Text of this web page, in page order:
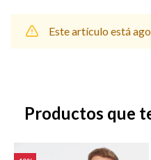
Este artículo está
Productos que
Camperas